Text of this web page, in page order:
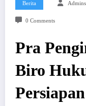
Berita
0 Comments
Pra
Biro